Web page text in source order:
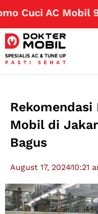
Cuci AC Mobil 99
Rekomendasi
Mobil di
Bagus
August 17, 202410:21